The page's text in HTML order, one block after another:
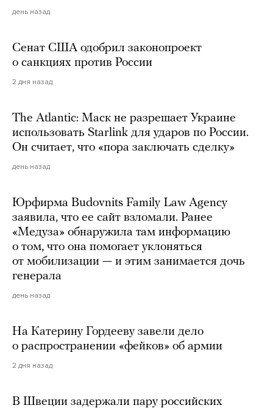
день назад
Сенат США одобрил законопроект
о санкциях против России
2 дня назад
The Atlantic: Маск не разрешает Украине
использовать Starlink для ударов по России.
Он считает, что «пора заключать сделку»
день назад
Юрфирма Budovnits Family Law Agency
заявила, что ее сайт взломали. Ранее
«Медуза» обнаружила там информацию
о том, что она помогает уклоняться
от мобилизации — и этим занимается дочь
генерала
день назад
На Катерину Гордееву завели дело
о распространении «фейков» об армии
2 дня назад
В Швеции задержали пару российских